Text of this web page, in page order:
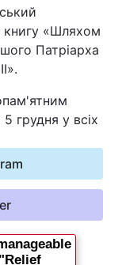
книгу «Шляхом
Патріарха
грудня у всіх